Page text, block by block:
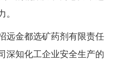
。
远金都选矿药剂有限责任
深知化工企业安全生产的